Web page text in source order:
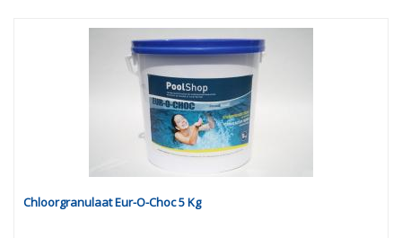
Chloorgranulaat Eur-O-Choc 5 Kg